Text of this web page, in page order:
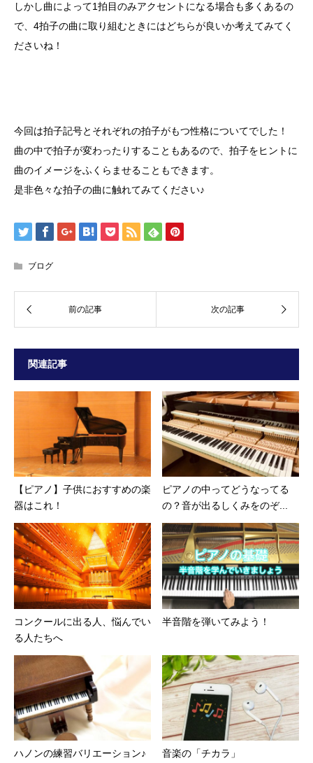
しかし曲によって1拍目のみアクセントになる場合も多くあるの
で、4拍子の曲に取り組むときにはどちらが良いか考えてみてく
ださいね！
今回は拍子記号とそれぞれの拍子がもつ性格についてでした！
曲の中で拍子が変わったりすることもあるので、拍子をヒントに
曲のイメージをふくらませることもできます。
是非色々な拍子の曲に触れてみてください♪
ブログ
関連記事
【ピアノ】子供におすすめの楽
器はこれ！
ピアノの中ってどうなってる
の？音が出るしくみをのぞ...
コンクールに出る人、悩んでい
る人たちへ
半音階を弾いてみよう！
ハノンの練習バリエーション♪ 音楽の「チカラ」